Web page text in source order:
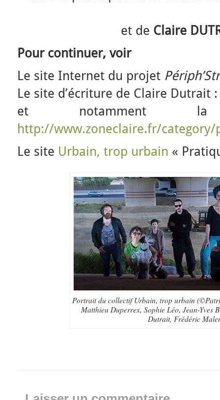
et de Claire
Pour continuer, voir
Le site Internet du projet
Le site d’écriture de Claire Dutrait
et notamment
http://www.zoneclaire.fr/
Le site Urbain, trop urbain «
Portrait du collectif Urbain, trop urbain
Matthieu Duperrex, Sophie Léo, Jean-Yves
Dutrait, Frédéric